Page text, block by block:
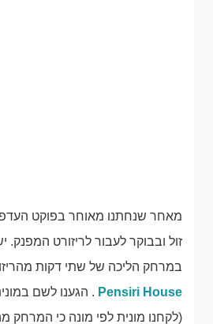
מאחר שנחתנו מאוחר בפוקט
זול ובבוקר לעבור לריזורט
במרחק הליכה של שתי דקות
Pensiri House . הגענו לשם
(לקחנו מונית לפי מונה כי המרחק